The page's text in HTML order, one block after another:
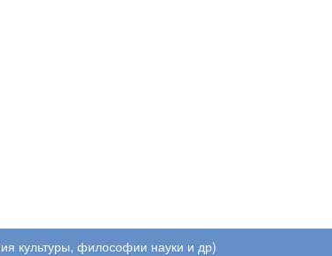
культуры, философии науки и др)